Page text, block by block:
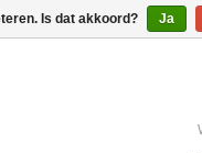
Is dat akkoord? Ja